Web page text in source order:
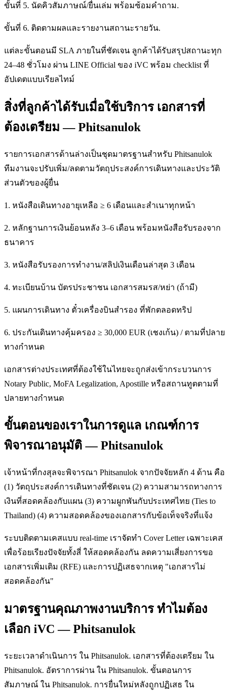
ขั้นที่ 5. นัดคิวสัมภาษณ์/ยื่นเล่ม พร้อมซ้อมคำถาม.
ขั้นที่ 6. ติดตามผลและรายงานสถานะรายวัน.
แต่ละขั้นตอนมี SLA ภายในที่ชัดเจน ลูกค้าได้รับสรุปสถานะทุก
24–48 ชั่วโมง ผ่าน LINE Official ของ iVC พร้อม checklist ที่
อัปเดตแบบเรียลไทม์
สิ่งที่ลูกค้าได้รับเมื่อใช้บริการ เอกสารที่
ต้องเตรียม — Phitsanulok
รายการเอกสารด้านล่างเป็นชุดมาตรฐานสำหรับ Phitsanulok
ทีมงานจะปรับเพิ่ม/ลดตามวัตถุประสงค์การเดินทางและประวัติ
ส่วนตัวของผู้ยื่น
1. หนังสือเดินทางอายุเหลือ ≥ 6 เดือนและสำเนาทุกหน้า
2. หลักฐานการเงินย้อนหลัง 3–6 เดือน พร้อมหนังสือรับรองจาก
ธนาคาร
3. หนังสือรับรองการทำงาน/สลิปเงินเดือนล่าสุด 3 เดือน
4. ทะเบียนบ้าน บัตรประชาชน เอกสารสมรส/หย่า (ถ้ามี)
5. แผนการเดินทาง ตั๋วเครื่องบินสำรอง ที่พักตลอดทริป
6. ประกันเดินทางคุ้มครอง ≥ 30,000 EUR (เชงเก้น) / ตามที่ปลาย
ทางกำหนด
เอกสารต่างประเทศที่ต้องใช้ในไทยจะถูกส่งเข้ากระบวนการ
Notary Public, MoFA Legalization, Apostille หรือสถานทูตตามที่
ปลายทางกำหนด
ขั้นตอนของเราในการดูแล เกณฑ์การ
พิจารณาอนุมัติ — Phitsanulok
เจ้าหน้าที่กงสุลจะพิจารณา Phitsanulok จากปัจจัยหลัก 4 ด้าน คือ
(1) วัตถุประสงค์การเดินทางที่ชัดเจน (2) ความสามารถทางการ
เงินที่สอดคล้องกับแผน (3) ความผูกพันกับประเทศไทย (Ties to
Thailand) (4) ความสอดคล้องของเอกสารกับข้อเท็จจริงที่แจ้ง
ระบบติดตามเคสแบบ real-time เราจัดทำ Cover Letter เฉพาะเคส
เพื่อร้อยเรียงปัจจัยทั้งสี่ ให้สอดคล้องกัน ลดความเสี่ยงการขอ
เอกสารเพิ่มเติม (RFE) และการปฏิเสธจากเหตุ "เอกสารไม่
สอดคล้องกัน"
มาตรฐานคุณภาพงานบริการ ทำไมต้อง
เลือก iVC — Phitsanulok
ระยะเวลาดำเนินการ ใน Phitsanulok. เอกสารที่ต้องเตรียม ใน
Phitsanulok. อัตราการผ่าน ใน Phitsanulok. ขั้นตอนการ
สัมภาษณ์ ใน Phitsanulok. การยื่นใหม่หลังถูกปฏิเสธ ใน